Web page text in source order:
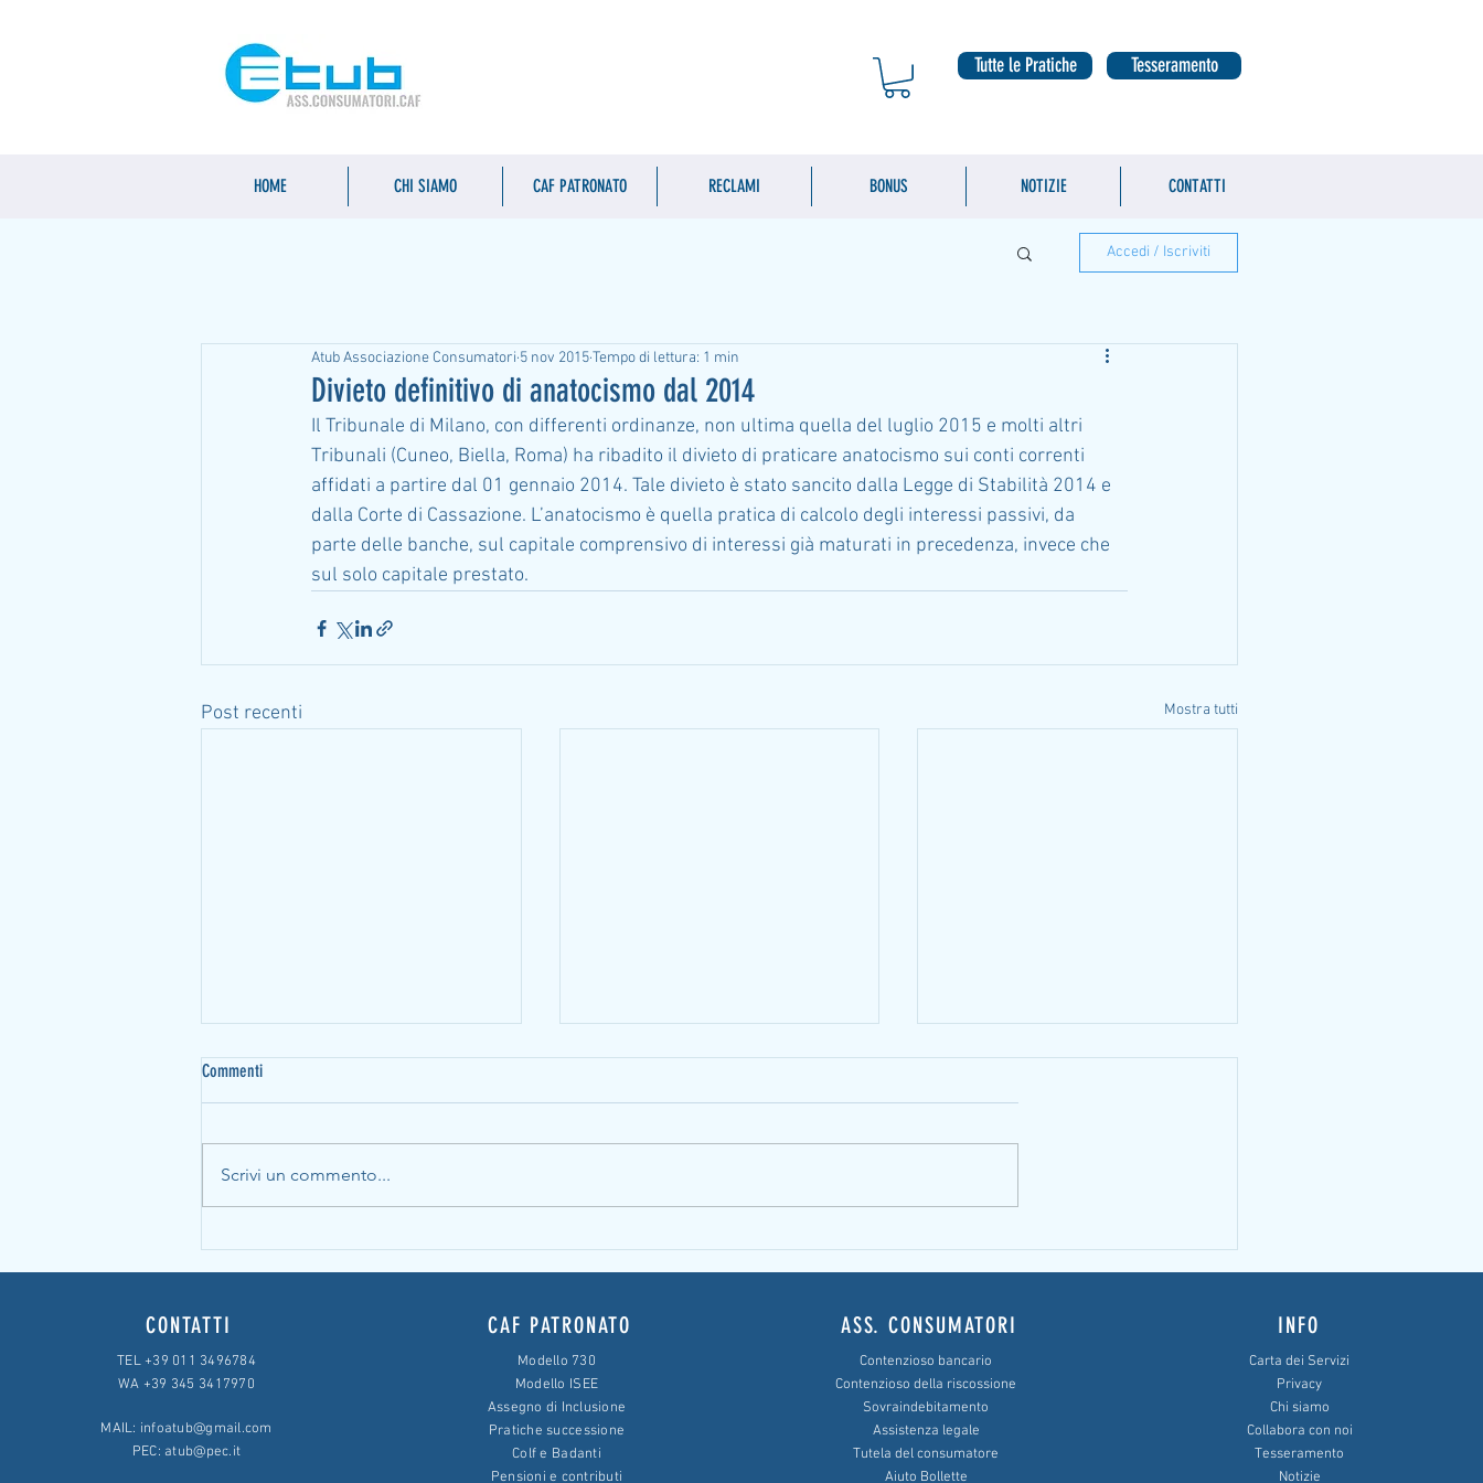
Tutte le Pratiche Tesseramento
HOME CHI SIAMO CAF PATRONATO RECLAMI BONUS NOTIZIE CONTATTI
Accedi / Iscriviti
Divieto definitivo di anatocismo dal 2014
Atub Associazione Consumatori 5 nov 2015Tempo di lettura: 1 min
Il Tribunale di Milano, con differenti ordinanze, non ultima quella del luglio 2015 e molti altri
Tribunali (Cuneo, Biella, Roma) ha ribadito il divieto di praticare anatocismo sui conti correnti
affidati a partire dal 01 gennaio 2014. Tale divieto è stato sancito dalla Legge di Stabilità 2014 e
dalla Corte di Cassazione. L’anatocismo è quella pratica di calcolo degli interessi passivi, da
parte delle banche, sul capitale comprensivo di interessi già maturati in precedenza, invece che
sul solo capitale prestato.
Post recenti Mostra tutti
Commenti
Scrivi un commento...
CONTATTI
TEL +39 011 3496784
WA +39 345 3417970
MAIL: infoatub@gmail.com
PEC: atub@pec.it
CAF PATRONATO
Modello 730
Modello ISEE
Assegno di Inclusione
Pratiche successione
Colf e Badanti
Pensioni e contributi
ASS. CONSUMATORI
Contenzioso bancario
Contenzioso della riscossione
Sovraindebitamento
Assistenza legale
Tutela del consumatore
Aiuto Bollette
INFO
Carta dei Servizi
Privacy
Chi siamo
Collabora con noi
Tesseramento
Notizie